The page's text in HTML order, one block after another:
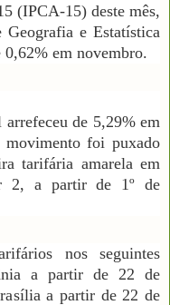
(IPCA-15) deste mês,
e Estatística
em novembro.
de 5,29% em
foi puxado
tarifária amarela em
2, a partir de 1º de
nos seguintes
a partir de 22 de
a partir de 22 de